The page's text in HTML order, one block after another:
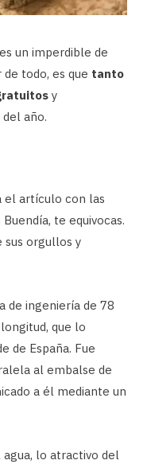
un imperdible de
todo, es que tanto
y
año.
el artículo con las
te equivocas.
sus orgullos y
de ingeniería de 78
que lo
de España. Fue
al embalse de
a él mediante un
lo atractivo del